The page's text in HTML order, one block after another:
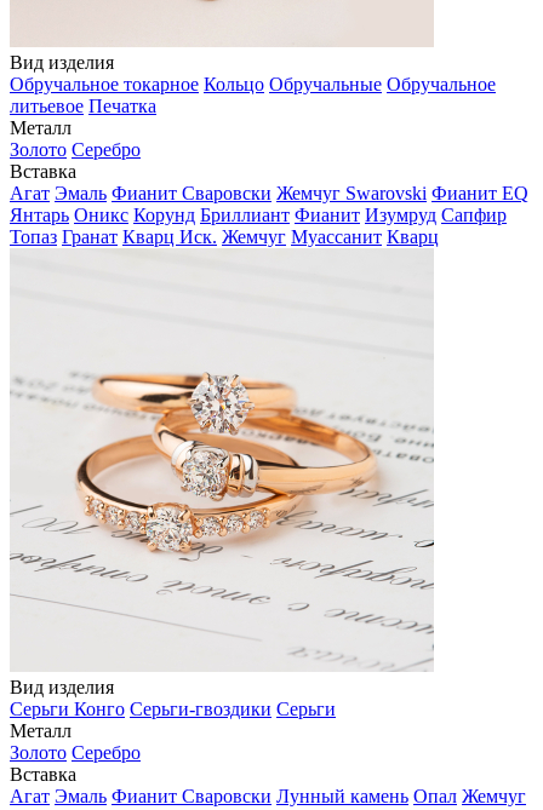
Вид изделия
Обручальное токарное Кольцо Обручальные Обручальное
литьевое Печатка
Металл
Золото Серебро
Вставка
Агат Эмаль Фианит Сваровски Жемчуг Swarovski Фианит EQ
Янтарь Оникс Корунд Бриллиант Фианит Изумруд Сапфир
Топаз Гранат Кварц Иск. Жемчуг Муассанит Кварц
Вид изделия
Серьги Конго Серьги-гвоздики Серьги
Металл
Золото Серебро
Вставка
Агат Эмаль Фианит Сваровски Лунный камень Опал Жемчуг